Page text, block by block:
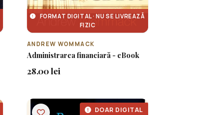
FORMAT DIGITAL · NU SE LIVREAZĂ
FIZIC
ANDREW WOMMACK
Administrarea financiară - eBook
28.00 lei
DOAR DIGITAL